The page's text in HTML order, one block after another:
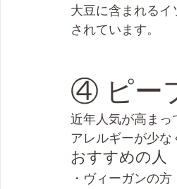
大豆に含まれる
されています。
④ ピー
近年人気が高まっ
アレルギーが少な
おすすめの人
・ヴィーガンの